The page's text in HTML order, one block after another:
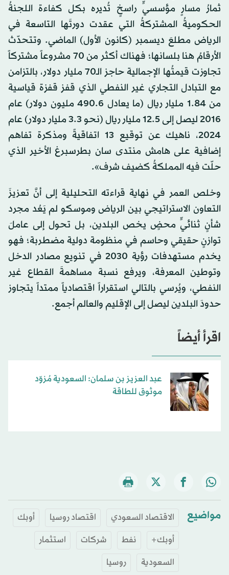
ثمارُ مسارٍ مؤسسيٍّ راسخٍ تُديره بكل كفاءة اللجنةُ
الحكوميةُ المشتركةُ التي عقدت دورتَها التاسعة في
الرياض مطلعَ ديسمبر (كانون الأول) الماضي. وتتحدّث
الأرقامُ هنا بلسانها؛ فهناك أكثر من 70 مشروعاً مشتركاً
تجاوزت قيمتُها الإجمالية حاجز الـ70 مليار دولار، بالتزامن
مع التبادل التجاري غير النفطي الذي قفز قفزة قياسية
من 1.84 مليار ريال (ما يعادل 490.6 مليون دولار) عام
2016 ليصل إلى 12.5 مليار ريال (نحو 3.3 مليار دولار) عام
2024، ناهيك عن توقيع 13 اتفاقيةً ومذكرة تفاهم
إضافية على هامش منتدى سان بطرسبرغ الأخير الذي
حلّت فيه المملكةُ كضيف شرف».
وخلص العمر في نهاية قراءته التحليلية إلى أنَّ تعزيزَ
التعاون الاستراتيجي بين الرياض وموسكو لم يَعُد مجرد
شأنٍ ثنائيٍّ محضٍ يخص البلدين، بل تحول إلى عاملَ
توازنٍ حقيقي وحاسم في منظومة دولية مضطربة؛ فهو
يخدم مستهدفات رؤية 2030 في تنويع مصادر الدخل
وتوطين المعرفة، ويرفع نسبة مساهمةَ القطاع غير
النفطي، ويُرسي بالتالي استقراراً اقتصادياً ممتداً يتجاوز
حدودَ البلدين ليصل إلى الإقليم والعالم أجمع.
اقرأ أيضاً
عبد العزيز بن سلمان: السعودية مُزوّد
موثوق للطاقة
مواضيع الاقتصاد السعودي اقتصاد روسيا
أوبك
أوبك+
نفط شركات
استثمار
السعودية
روسيا